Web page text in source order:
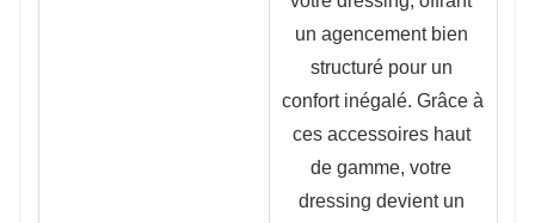
un agencement bien
structuré pour un
confort inégalé. Grâce à
ces accessoires haut
de gamme, votre
dressing devient un